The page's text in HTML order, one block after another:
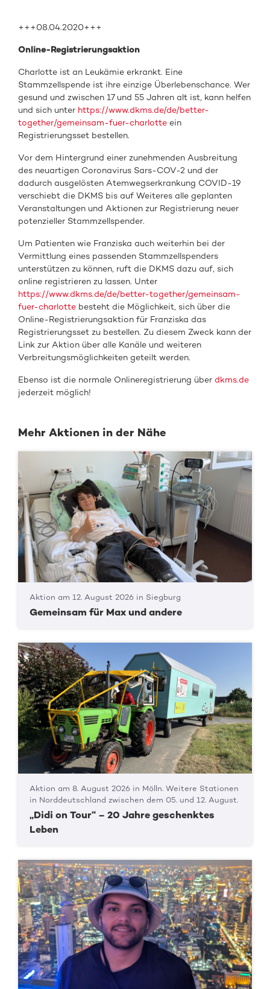
+++08.04.2020+++
Online-Registrierungsaktion
Charlotte ist an Leukämie erkrankt. Eine
Stammzellspende ist ihre einzige Überlebenschance. Wer
gesund und zwischen 17 und 55 Jahren alt ist, kann helfen
und sich unter https://www.dkms.de/de/better-
together/gemeinsam-fuer-charlotte ein
Registrierungsset bestellen.
Vor dem Hintergrund einer zunehmenden Ausbreitung
des neuartigen Coronavirus Sars-COV-2 und der
dadurch ausgelösten Atemwegserkrankung COVID-19
verschiebt die DKMS bis auf Weiteres alle geplanten
Veranstaltungen und Aktionen zur Registrierung neuer
potenzieller Stammzellspender.
Um Patienten wie Franziska auch weiterhin bei der
Vermittlung eines passenden Stammzellspenders
unterstützen zu können, ruft die DKMS dazu auf, sich
online registrieren zu lassen. Unter
https://www.dkms.de/de/better-together/gemeinsam-
fuer-charlotte besteht die Möglichkeit, sich über die
Online-Registrierungsaktion für Franziska das
Registrierungsset zu bestellen. Zu diesem Zweck kann der
Link zur Aktion über alle Kanäle und weiteren
Verbreitungsmöglichkeiten geteilt werden.
Ebenso ist die normale Onlineregistrierung überdkms.de
jederzeit möglich!
Mehr Aktionen in der Nähe
Aktion am 12. August 2026 in Siegburg
Gemeinsam für Max und andere
Aktion am 8. August 2026 in Mölln. Weitere Stationen
in Norddeutschland zwischen dem 05. und 12. August.
„Didi on Tour“ – 20 Jahre geschenktes
Leben